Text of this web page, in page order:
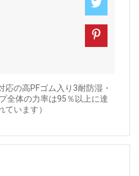
の高PFゴム入り3耐防湿・
全体の力率は95％以上に達
ています）